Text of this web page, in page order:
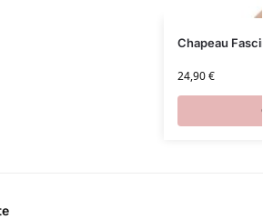
Chapeau
24,90€